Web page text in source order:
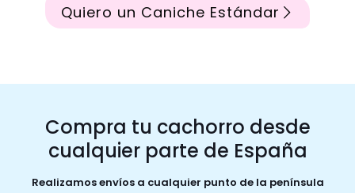
Quiero un Caniche Estándar
Compra tu cachorro desde
cualquier parte de España
Realizamos envíos a cualquier punto de la península